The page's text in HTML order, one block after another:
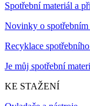
Spotřební materiál a
Novinky o spotřebním
Recyklace
Je můj spotřební
KE STAŽENÍ